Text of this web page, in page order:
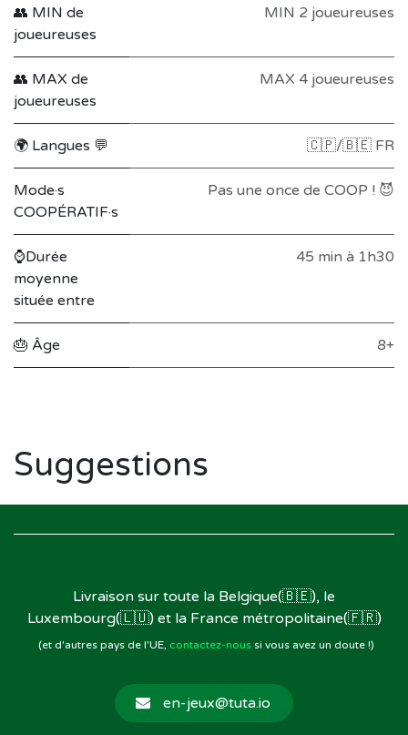
👥 MIN de
joueureuses
MIN 2 joueureuses
👥 MAX de
joueureuses
MAX 4 joueureuses
🌍 Langues 💬 🇨🇵/🇧🇪 FR
Mode·s
COOPÉRATIF·s
Pas une once de COOP ! 😈
⌚Durée
moyenne
située entre
45 min à 1h30
🎂 Âge 8+
Suggestions
Livraison sur toute la Belgique(🇧🇪), le
Luxembourg(🇱🇺) et la France métropolitaine(🇫🇷)
(et d'autres pays de l'UE, contactez-noussi vous avez un doute !)
en-jeux@tuta.io